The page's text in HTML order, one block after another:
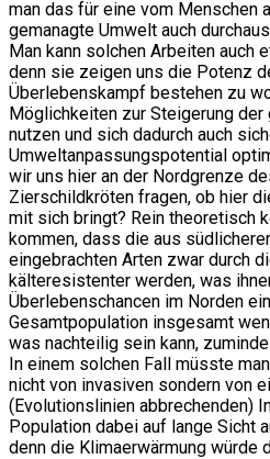
man das für eine vom Menschen
gemanagte Umwelt auch
Man kann solchen Arbeiten auch
denn sie zeigen uns die Potenz
Überlebenskampf bestehen zu
Möglichkeiten zur Steigerung
nutzen und sich dadurch auch
Umweltanpassungspotential
wir uns hier an der Nordgrenze
Zierschildkröten fragen, ob hier
mit sich bringt? Rein theoretisch
kommen, dass die aus
eingebrachten Arten zwar durch
kälteresistenter werden, was
Überlebenschancen im Norden
Gesamtpopulation insgesamt
was nachteilig sein kann,
In einem solchen Fall müsste
nicht von invasiven sondern von
(Evolutionslinien abbrechenden)
Population dabei auf lange Sicht
denn die Klimaerwärmung würde